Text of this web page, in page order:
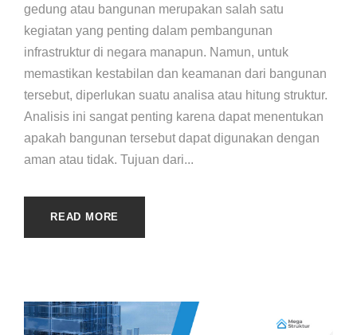
gedung atau bangunan merupakan salah satu
kegiatan yang penting dalam pembangunan
infrastruktur di negara manapun. Namun, untuk
memastikan kestabilan dan keamanan dari bangunan
tersebut, diperlukan suatu analisa atau hitung struktur.
Analisis ini sangat penting karena dapat menentukan
apakah bangunan tersebut dapat digunakan dengan
aman atau tidak. Tujuan dari...
READ MORE